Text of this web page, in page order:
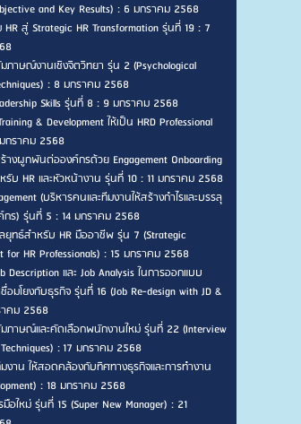
and Key Results) : 6 มกราคม 2568
HR สู่ Strategic HR Transformation รุ่นที่ 19 : 7
ภาษณ์งานเชิงจิตวิทยา รุ่น 2 (Psychological
: 8 มกราคม 2568
Skills รุ่นที่ 8 : 9 มกราคม 2568
& Development ให้เป็น HRD Professional
กราคม 2568
างผูกพันต่อองค์กรด้วย Engagement Onboarding
รับ HR และหัวหน้างาน รุ่นที่ 10 : 11 มกราคม 2568
(บริหารคนและทีมงานให้สร้างกำไรและบรรลุ
กร) รุ่นที่ 5 : 14 มกราคม 2568
ยุทธ์สำหรับ HR มืออาชีพ รุ่น 7 (Strategic
for HR Professionals) : 15 มกราคม 2568
Description และ Job Analysis ในการออกแบบ
อมโยงกับธุรกิจ รุ่นที่ 16 (Job Re-design with JD &
คม 2568
ภาษณ์และคัดเลือกพนักงานใหม่ รุ่นที่ 22 (Interview
: 17 มกราคม 2568
าน ให้สอดคล้องกับทิศทางธุรกิจและการทำงาน
: 18 มกราคม 2568
ใหม่ รุ่นที่ 15 (Super New Manager) : 21